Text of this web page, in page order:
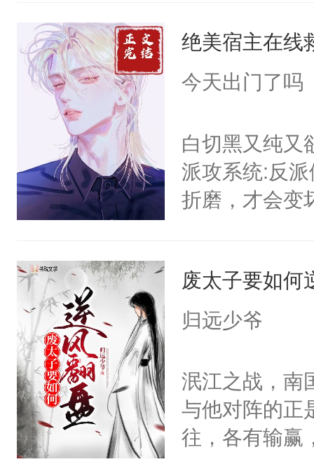
后，竟然是
拥住了日思夜
绝美宿主在线
今天出门了吗
白切黑又纯又
派攻系统:反
折磨，才会变
缓行驶在柏油
郁白淡漠的收
立的小白杨站
后。系统:好
呵。后来——
里:“宝贝，我
废太子要如何
归远少爷
泯江之战，南
与他对阵的正
往，各有输赢